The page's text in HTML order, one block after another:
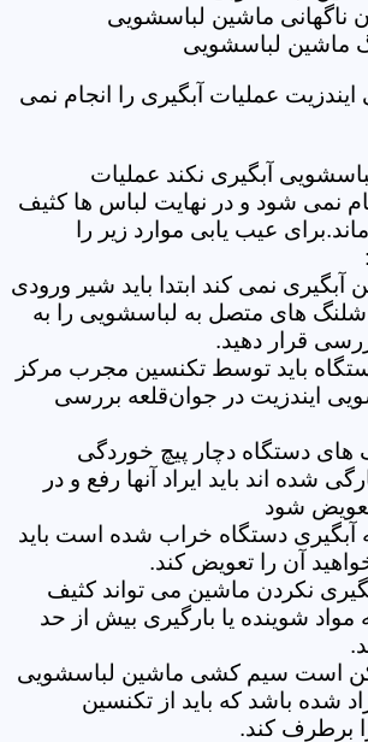
ماشین لباسشویی
ماشین لباسشویی
عملیات آبگیری را انجام نمی
آبگیری نکند عملیات
نمی شود و در نهایت لباس ها کثیف
عیب یابی موارد زیر را
آبگیری نمی کند ابتدا باید شیر ورودی
های متصل به لباسشویی را به
قرار دهید.
باید توسط تکنسین مجرب مرکز
ایندزیت در جوان‌قلعه بررسی
های دستگاه دچار پیچ خوردگی
شده اند باید ایراد آنها رفع و در
شود
آبگیری دستگاه خراب شده است باید
آن را تعویض کند.
نکردن ماشین می تواند کثیف
شوینده یا بارگیری بیش از حد
است سیم کشی ماشین لباسشویی
شده باشد که باید از تکنسین
برطرف کند.